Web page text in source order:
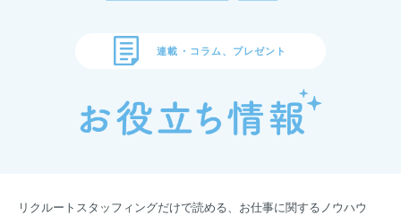
連載・コラム、プレゼント
リクルートスタッフィングだけで読める、お仕事に関するノウハウ